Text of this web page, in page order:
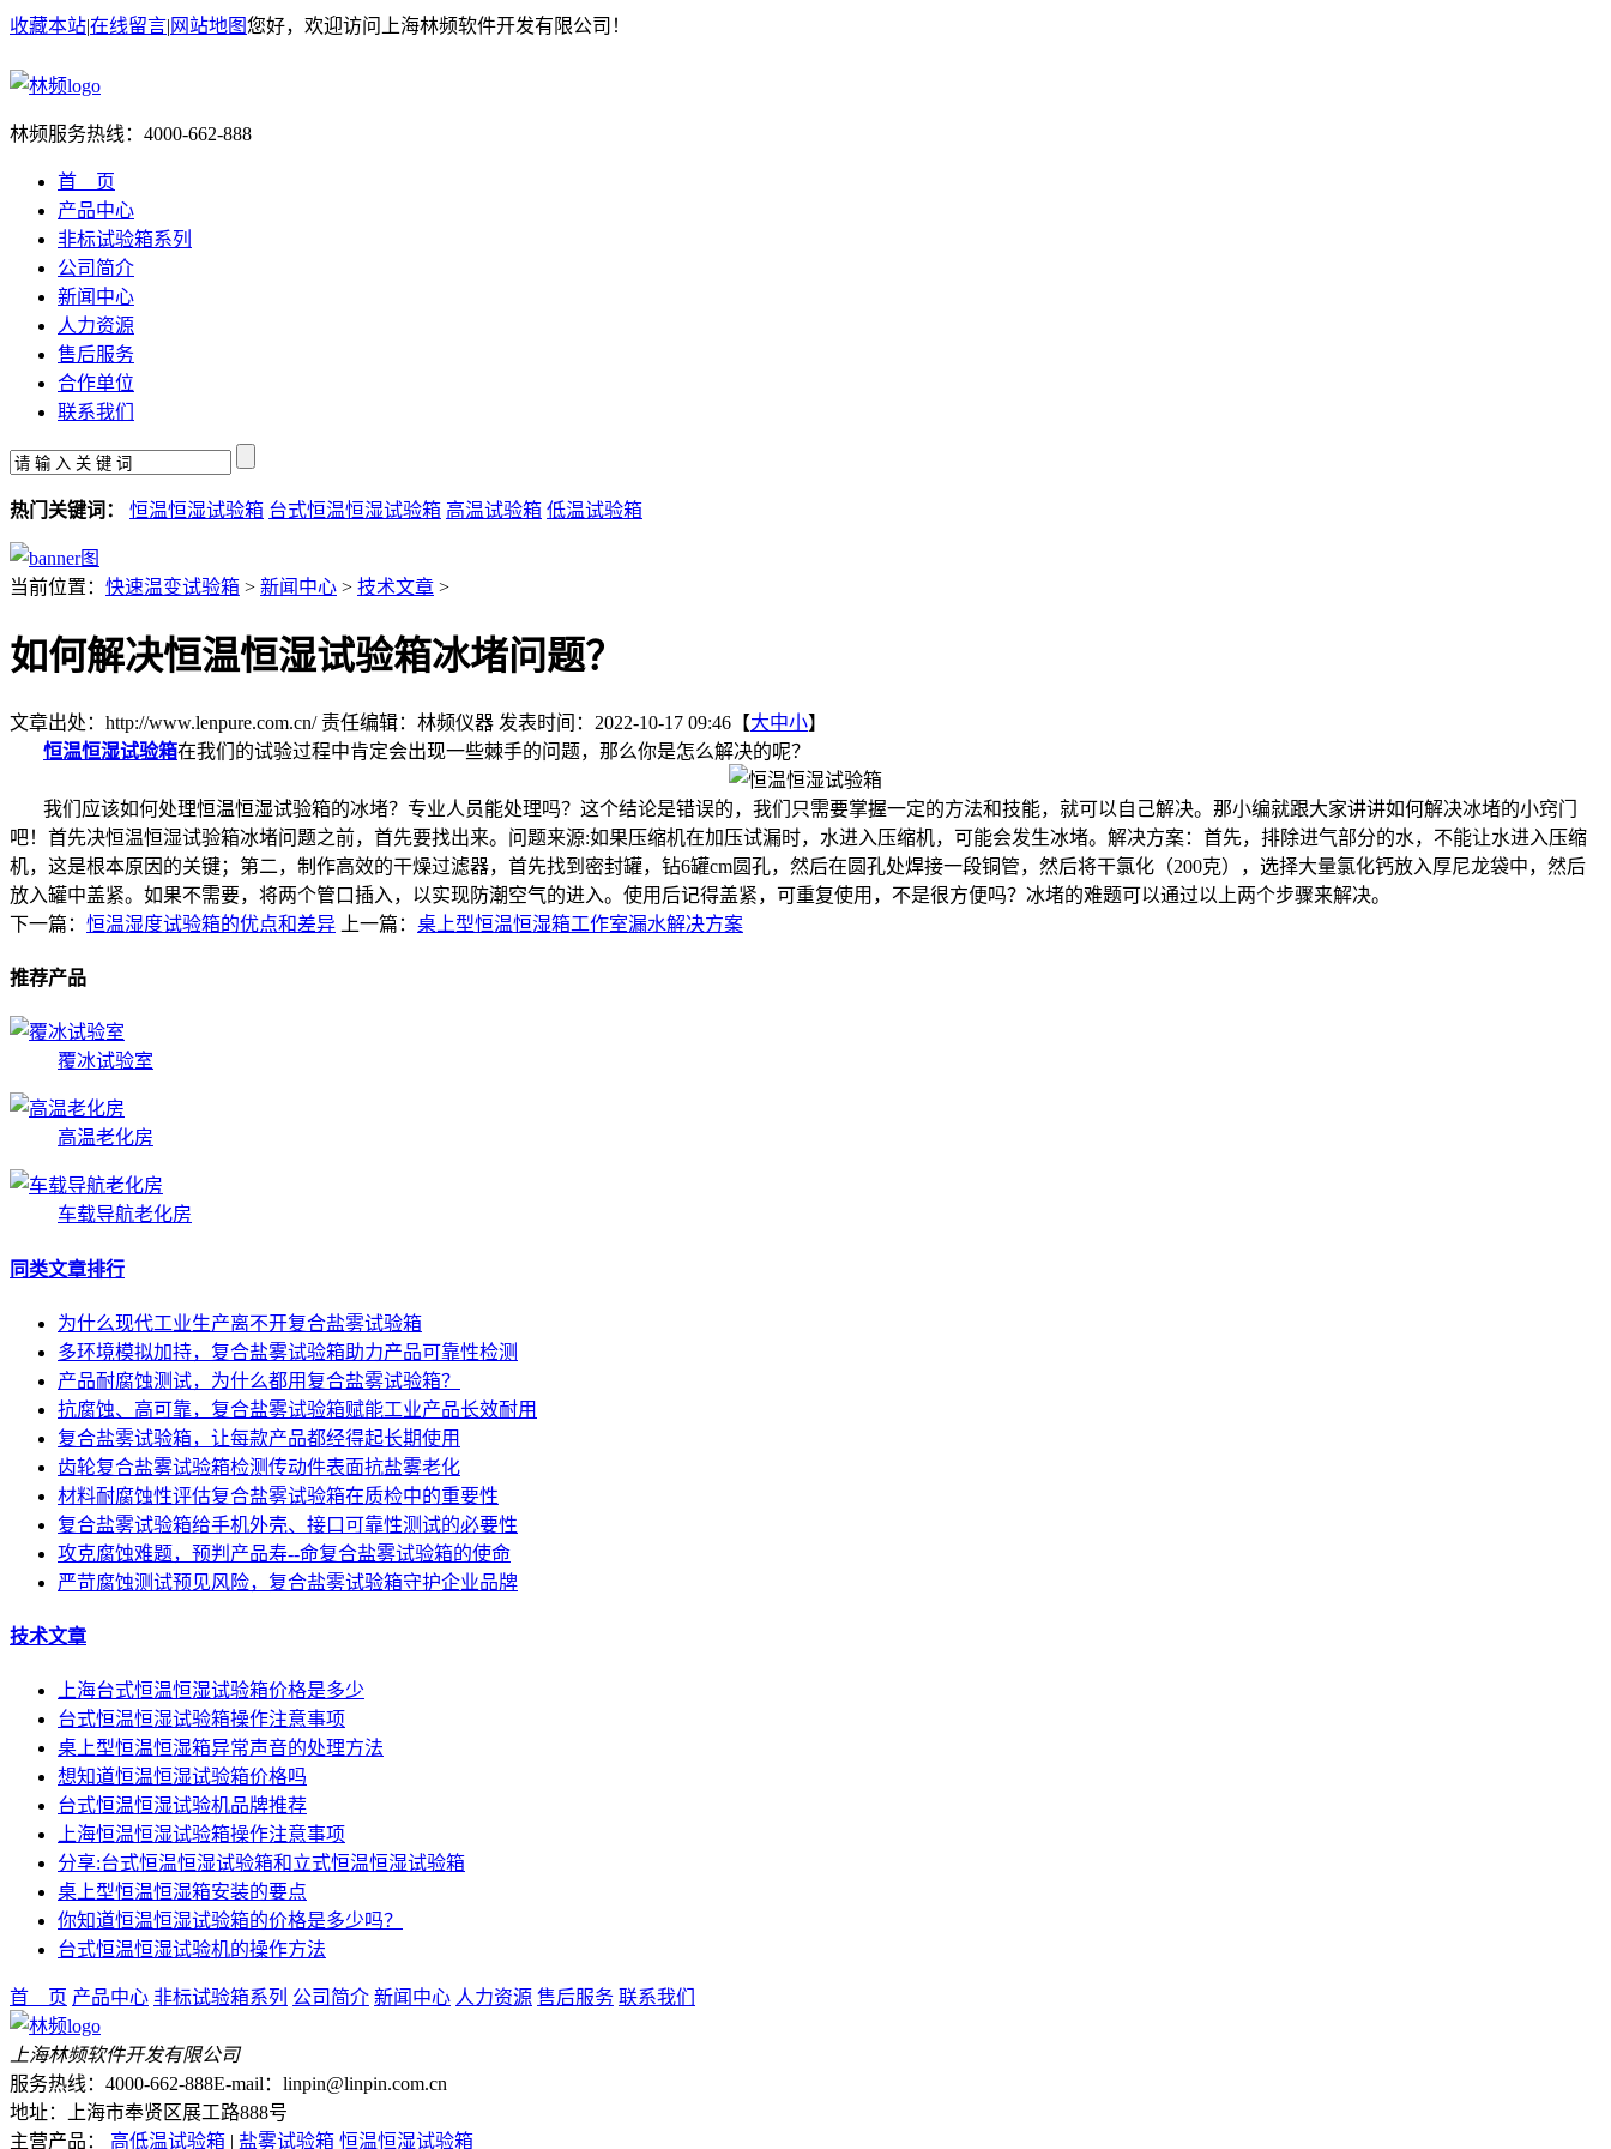
收藏本站|在线留言| 网站地图您好，欢迎访问上海林频软件开发有限公司！
林频服务热线： 4000-662-888
首 页
产品中心
非标试验箱系列
公司简介
新闻中心
人力资源
售后服务
合作单位
联系我们
热门关键词： 恒温恒湿试验箱 台式恒温恒湿试验箱 高温试验箱 低温试验箱
当前位置： 快速温变试验箱 > 新闻中心 > 技术文章 >
如何解决恒温恒湿试验箱冰堵问题？
文章出处：http://www.lenpure.com.cn/ 责任编辑：林频仪器 发表时间：2022-10-17 09:46【大中小】
恒温恒湿试验箱在我们的试验过程中肯定会出现一些棘手的问题，那么你是怎么解决的呢？
我们应该如何处理恒温恒湿试验箱的冰堵？专业人员能处理吗？这个结论是错误的，我们只需要掌握一定的方法和技能，就可以自己解决。那小编就跟大家讲讲如何解决冰堵的小窍门
吧！首先决恒温恒湿试验箱冰堵问题之前，首先要找出来。问题来源:如果压缩机在加压试漏时，水进入压缩机，可能会发生冰堵。解决方案：首先，排除进气部分的水，不能让水进入压缩
机，这是根本原因的关键；第二，制作高效的干燥过滤器，首先找到密封罐，钻6罐cm圆孔，然后在圆孔处焊接一段铜管，然后将干氯化（200克），选择大量氯化钙放入厚尼龙袋中，然后
放入罐中盖紧。如果不需要，将两个管口插入，以实现防潮空气的进入。使用后记得盖紧，可重复使用，不是很方便吗？冰堵的难题可以通过以上两个步骤来解决。
下一篇： 恒温湿度试验箱的优点和差异 上一篇： 桌上型恒温恒湿箱工作室漏水解决方案
推荐产品
覆冰试验室
高温老化房
车载导航老化房
同类文章排行
为什么现代工业生产离不开复合盐雾试验箱
多环境模拟加持，复合盐雾试验箱助力产品可靠性检测
产品耐腐蚀测试，为什么都用复合盐雾试验箱？
抗腐蚀、高可靠，复合盐雾试验箱赋能工业产品长效耐用
复合盐雾试验箱，让每款产品都经得起长期使用
齿轮复合盐雾试验箱检测传动件表面抗盐雾老化
材料耐腐蚀性评估复合盐雾试验箱在质检中的重要性
复合盐雾试验箱给手机外壳、接口可靠性测试的必要性
攻克腐蚀难题，预判产品寿--命复合盐雾试验箱的使命
严苛腐蚀测试预见风险，复合盐雾试验箱守护企业品牌
技术文章
上海台式恒温恒湿试验箱价格是多少
台式恒温恒湿试验箱操作注意事项
桌上型恒温恒湿箱异常声音的处理方法
想知道恒温恒湿试验箱价格吗
台式恒温恒湿试验机品牌推荐
上海恒温恒湿试验箱操作注意事项
分享:台式恒温恒湿试验箱和立式恒温恒湿试验箱
桌上型恒温恒湿箱安装的要点
你知道恒温恒湿试验箱的价格是多少吗？
台式恒温恒湿试验机的操作方法
首 页 产品中心 非标试验箱系列 公司简介 新闻中心 人力资源 售后服务 联系我们
上海林频软件开发有限公司
服务热线：4000-662-888E-mail：linpin@linpin.com.cn
地址：上海市奉贤区展工路888号
主营产品： 高低温试验箱 盐雾试验箱 恒温恒湿试验箱